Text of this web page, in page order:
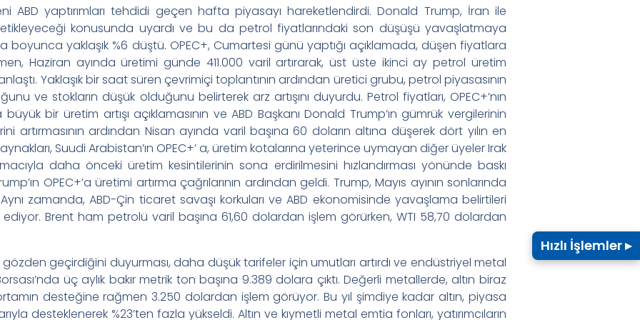
ABD yaptırımları tehdidi geçen hafta piyasayı hareketlendirdi. Donald Trump, İran ile
konusunda uyardı ve bu da petrol fiyatlarındaki son düşüşü yavaşlatmaya
boyunca yaklaşık %6 düştü. OPEC+, Cumartesi günü yaptığı açıklamada, düşen fiyatlara
Haziran ayında üretimi günde 411.000 varil artırarak, üst üste ikinci ay petrol üretim
Yaklaşık bir saat süren çevrimiçi toplantının ardından üretici grubu, petrol piyasasının
ve stokların düşük olduğunu belirterek arz artışını duyurdu. Petrol fiyatları, OPEC+’nın
bir üretim artışı açıklamasının ve ABD Başkanı Donald Trump’ın gümrük vergilerinin
artırmasının ardından Nisan ayında varil başına 60 doların altına düşerek dört yılın en
Suudi Arabistan’ın OPEC+’ a, üretim kotalarına yeterince uymayan diğer üyeler Irak
daha önceki üretim kesintilerinin sona erdirilmesini hızlandırması yönünde baskı
OPEC+’a üretimi artırma çağrılarının ardından geldi. Trump, Mayıs ayının sonlarında
zamanda, ABD-Çin ticaret savaşı korkuları ve ABD ekonomisinde yavaşlama belirtileri
Brent ham petrolü varil başına 61,60 dolardan işlem görürken, WTI 58,70 dolardan
geçirdiğini duyurması, daha düşük tarifeler için umutları artırdı ve endüstriyel metal
üç aylık bakır metrik ton başına 9.389 dolara çıktı. Değerli metallerde, altın biraz
desteğine rağmen 3.250 dolardan işlem görüyor. Bu yıl şimdiye kadar altın, piyasa
desteklenerek %23’ten fazla yükseldi. Altın ve kıymetli metal emtia fonları, yatırımcıların
Hızlı İşlemler ▸